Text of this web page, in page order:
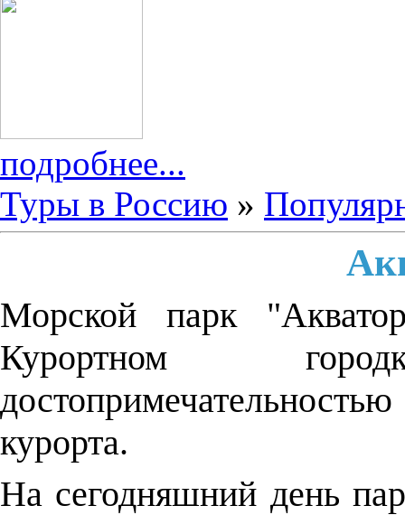
подробнее...
Туры в Россию »
Морской парк
Курортном
курорта.
На сегодняшний день